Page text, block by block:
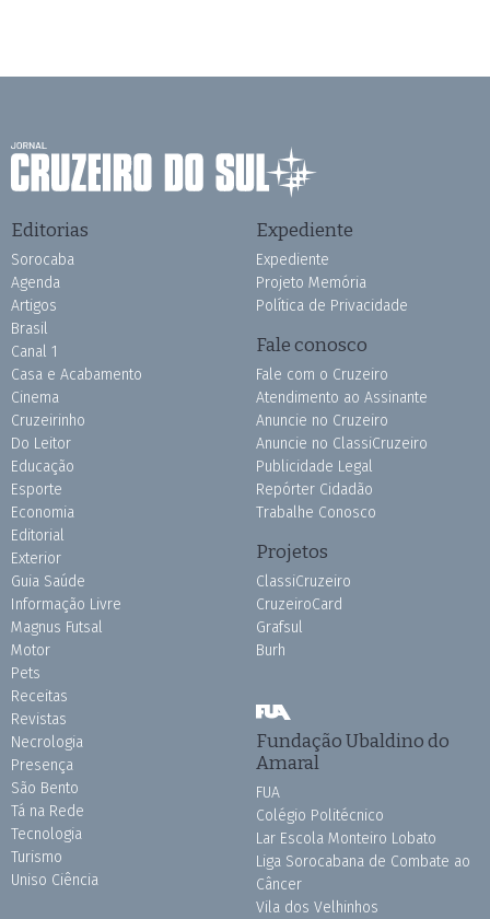
Editorias
Sorocaba
Agenda
Artigos
Brasil
Canal 1
Casa e Acabamento
Cinema
Cruzeirinho
Do Leitor
Educação
Esporte
Economia
Editorial
Exterior
Guia Saúde
Informação Livre
Magnus Futsal
Motor
Pets
Receitas
Revistas
Necrologia
Presença
São Bento
Tá na Rede
Tecnologia
Turismo
Uniso Ciência
Expediente
Expediente
Projeto Memória
Política de Privacidade
Fale conosco
Fale com o Cruzeiro
Atendimento ao Assinante
Anuncie no Cruzeiro
Anuncie no ClassiCruzeiro
Publicidade Legal
Repórter Cidadão
Trabalhe Conosco
Projetos
ClassiCruzeiro
CruzeiroCard
Grafsul
Burh
Fundação Ubaldino do
Amaral
FUA
Colégio Politécnico
Lar Escola Monteiro Lobato
Liga Sorocabana de Combate ao
Câncer
Vila dos Velhinhos